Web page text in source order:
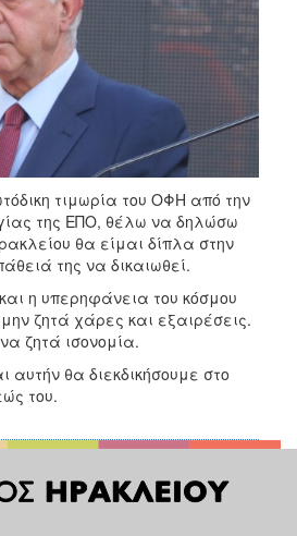
τιμωρία του ΟΦΗ από την
της ΕΠΟ, θέλω να δηλώσω
θα είμαι δίπλα στην
της να δικαιωθεί.
η υπερηφάνεια του κόσμου
ζητά χάρες και εξαιρέσεις.
ζητά ισονομία.
αυτήν θα διεκδικήσουμε στο
του.